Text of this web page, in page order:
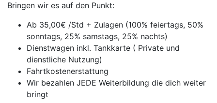
Bringen wir es auf den Punkt:
Ab 35,00€ /Std + Zulagen (100% feiertags, 50%
sonntags, 25% samstags, 25% nachts)
Dienstwagen inkl. Tankkarte ( Private und
dienstliche Nutzung)
Fahrtkostenerstattung
Wir bezahlen JEDE Weiterbildung die dich weiter
bringt